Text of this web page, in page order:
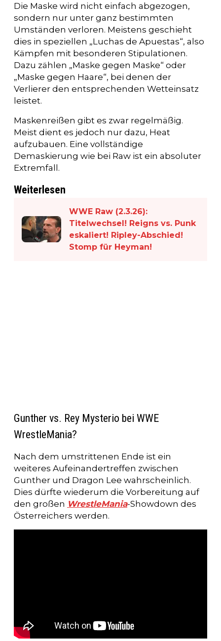
Die Maske wird nicht einfach abgezogen,
sondern nur unter ganz bestimmten
Umständen verloren. Meistens geschieht
dies in speziellen „Luchas de Apuestas“, also
Kämpfen mit besonderen Stipulationen.
Dazu zählen „Maske gegen Maske“ oder
„Maske gegen Haare“, bei denen der
Verlierer den entsprechenden Wetteinsatz
leistet.
Maskenreißen gibt es zwar regelmäßig.
Meist dient es jedoch nur dazu, Heat
aufzubauen. Eine vollständige
Demaskierung wie bei Raw ist ein absoluter
Extremfall.
Weiterlesen
WWE Raw (2.3.26):
Titelwechsel! Reigns vs. Punk
eskaliert! Ripley-Abschied!
Stomp für Heyman!
Gunther vs. Rey Mysterio bei WWE
WrestleMania?
Nach dem umstrittenen Ende ist ein
weiteres Aufeinandertreffen zwischen
Gunther und Dragon Lee wahrscheinlich.
Dies dürfte wiederum die Vorbereitung auf
den großen WrestleMania-Showdown des
Österreichers werden.